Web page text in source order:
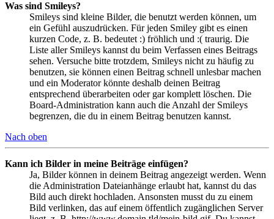
Was sind Smileys?
Smileys sind kleine Bilder, die benutzt werden können, um
ein Gefühl auszudrücken. Für jeden Smiley gibt es einen
kurzen Code, z. B. bedeutet :) fröhlich und :( traurig. Die
Liste aller Smileys kannst du beim Verfassen eines Beitrags
sehen. Versuche bitte trotzdem, Smileys nicht zu häufig zu
benutzen, sie können einen Beitrag schnell unlesbar machen
und ein Moderator könnte deshalb deinen Beitrag
entsprechend überarbeiten oder gar komplett löschen. Die
Board-Administration kann auch die Anzahl der Smileys
begrenzen, die du in einem Beitrag benutzen kannst.
Nach oben
Kann ich Bilder in meine Beiträge einfügen?
Ja, Bilder können in deinem Beitrag angezeigt werden. Wenn
die Administration Dateianhänge erlaubt hat, kannst du das
Bild auch direkt hochladen. Ansonsten musst du zu einem
Bild verlinken, das auf einem öffentlich zugänglichen Server